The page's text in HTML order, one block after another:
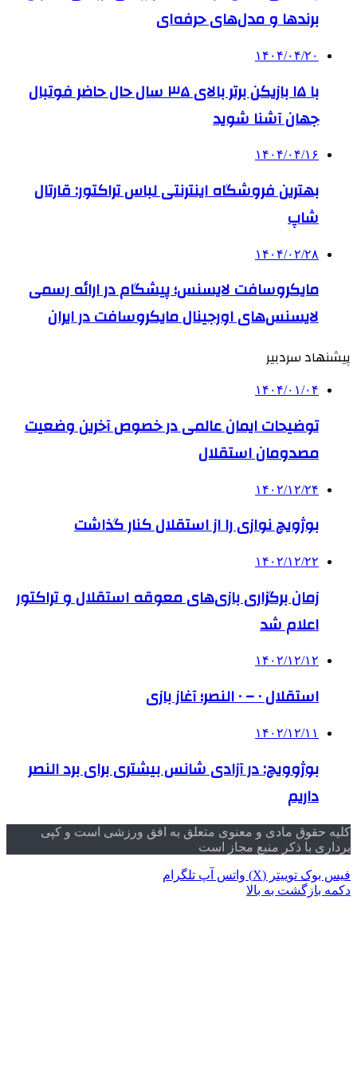
برندها و مدل‌های حرفه‌ای
۱۴۰۴/۰۴/۲۰
با ۱۵ بازیکن برتر بالای ۳۵ سال حال حاضر فوتبال
جهان آشنا شوید
۱۴۰۴/۰۴/۱۶
بهترین فروشگاه اینترنتی لباس تراکتور: قارتال
شاپ
۱۴۰۴/۰۲/۲۸
مایکروسافت لایسنس؛ پیشگام در ارائه رسمی
لایسنس‌های اورجینال مایکروسافت در ایران
پیشنهاد سردبیر
۱۴۰۴/۰۱/۰۴
توضیحات ایمان عالمی در خصوص آخرین وضعیت
مصدومان استقلال
۱۴۰۲/۱۲/۲۴
بوژویچ نوازی را از استقلال کنار گذاشت
۱۴۰۲/۱۲/۲۲
زمان برگزاری بازی‌های معوقه استقلال و تراکتور
اعلام شد
۱۴۰۲/۱۲/۱۲
استقلال ۰ – ۰ النصر؛ آغاز بازی
۱۴۰۲/۱۲/۱۱
بوژوویچ: در آزادی شانس بیشتری برای برد النصر
داریم
کلیه حقوق مادی و معنوی متعلق به افق ورزشی است و کپی
برداری با ذکر منبع مجاز است
فیس بوک توییتر (X) واتس آپ تلگرام
دکمه بازگشت به بالا